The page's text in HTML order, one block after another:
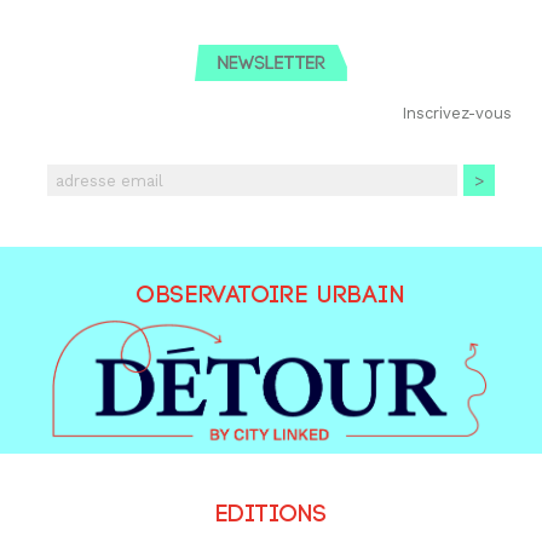
Newsletter
Inscrivez-vous
>
Observatoire urbain
Editions